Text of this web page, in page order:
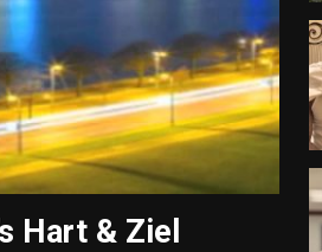
Hart & Ziel